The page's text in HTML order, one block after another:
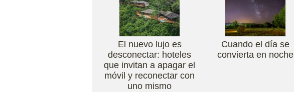
El nuevo lujo es
desconectar: hoteles
que invitan a apagar el
móvil y reconectar con
uno mismo
Cuando el día se
convierta en noche